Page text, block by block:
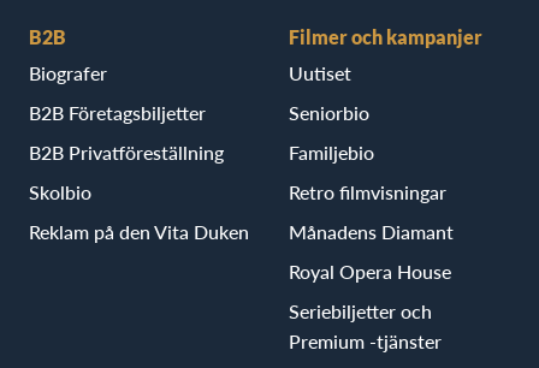
B2B
Biografer
B2B Företagsbiljetter
B2B Privatföreställning
Skolbio
Reklam på den Vita Duken
Filmer och kampanjer
Uutiset
Seniorbio
Familjebio
Retro filmvisningar
Månadens Diamant
Royal Opera House
Seriebiljetter och
Premium -tjänster